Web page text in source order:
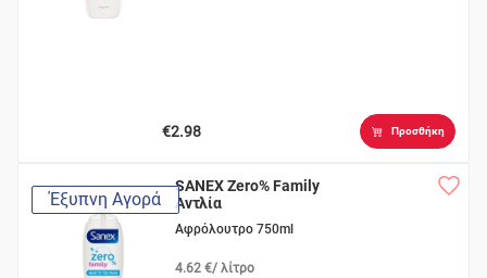
€2.98 Προσθήκη
Έξυπνη Αγορά
SANEX Zero% Family
Αντλία
Αφρόλουτρο 750ml
4.62 €/ λίτρο